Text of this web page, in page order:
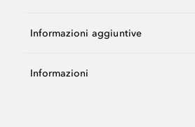
Informazioni aggiuntive
Informazioni